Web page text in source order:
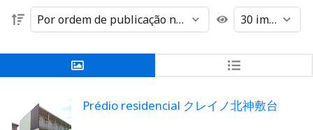
Prédio residencial クレイノ北神敷台